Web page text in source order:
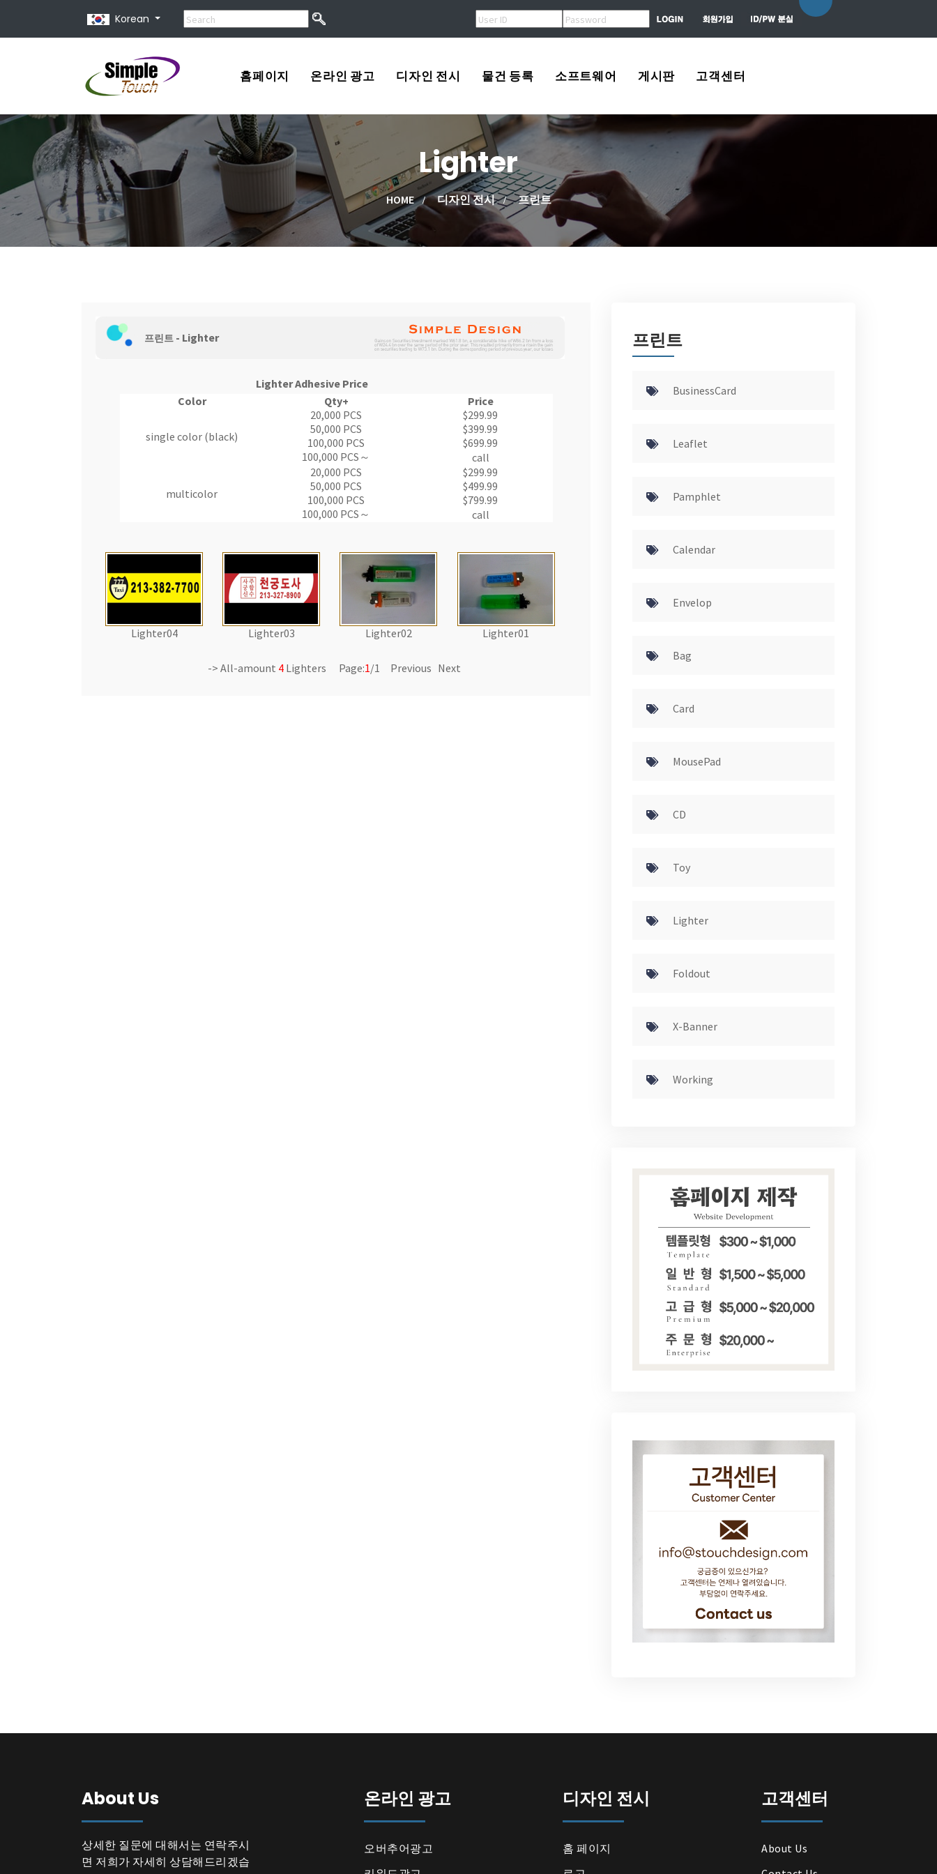
Korean
홈페이지
포트폴리오
견적서
홈페이지 제작
홈페이지 종류
온라인 광고
오버추어광고
키워드광고
검색엔진등록
배너광고
디자인 전시
프린트
광고
동영상
물건 등록
USA
Korea
China
Other
소프트웨어 게시판
자유게시판
질문 / 대답
News Center
고객센터
About Us
Lighter
HOME 디자인 전시 프린트
프린트 - Lighter
Lighter Adhesive Price
Color
Qty+ Price
single color (black)
20,000 PCS
$299.99
50,000 PCS
$399.99
100,000 PCS
$699.99
100,000 PCS～
call
multicolor
20,000 PCS
$299.99
50,000 PCS
$499.99
100,000 PCS
$799.99
100,000 PCS～
call
Lighter04 Lighter03 Lighter02 Lighter01
-> All-amount 4 Lighters Page:1/1 Previous Next
프린트
BusinessCard
Leaflet
Pamphlet
Calendar
Envelop
Bag
Card
MousePad
CD
Toy
Lighter
Foldout
X-Banner
Working
About Us
상세한 질문에 대해서는 연락주시
면 저희가 자세히 상담해드리겠습
온라인 광고
오버추어광고
디자인 전시
홈 페이지
고객센터
About Us